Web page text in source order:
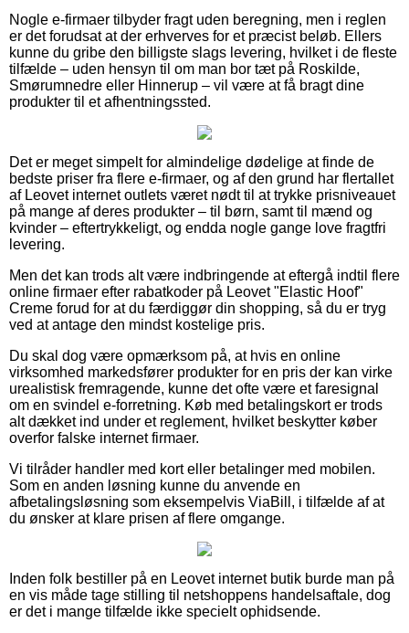
Nogle e-firmaer tilbyder fragt uden beregning, men i reglen
er det forudsat at der erhverves for et præcist beløb. Ellers
kunne du gribe den billigste slags levering, hvilket i de fleste
tilfælde – uden hensyn til om man bor tæt på Roskilde,
Smørumnedre eller Hinnerup – vil være at få bragt dine
produkter til et afhentningssted.
Det er meget simpelt for almindelige dødelige at finde de
bedste priser fra flere e-firmaer, og af den grund har flertallet
af Leovet internet outlets været nødt til at trykke prisniveauet
på mange af deres produkter – til børn, samt til mænd og
kvinder – eftertrykkeligt, og endda nogle gange love fragtfri
levering.
Men det kan trods alt være indbringende at eftergå indtil flere
online firmaer efter rabatkoder på Leovet "Elastic Hoof"
Creme forud for at du færdiggør din shopping, så du er tryg
ved at antage den mindst kostelige pris.
Du skal dog være opmærksom på, at hvis en online
virksomhed markedsfører produkter for en pris der kan virke
urealistisk fremragende, kunne det ofte være et faresignal
om en svindel e-forretning. Køb med betalingskort er trods
alt dækket ind under et reglement, hvilket beskytter køber
overfor falske internet firmaer.
Vi tilråder handler med kort eller betalinger med mobilen.
Som en anden løsning kunne du anvende en
afbetalingsløsning som eksempelvis ViaBill, i tilfælde af at
du ønsker at klare prisen af flere omgange.
Inden folk bestiller på en Leovet internet butik burde man på
en vis måde tage stilling til netshoppens handelsaftale, dog
er det i mange tilfælde ikke specielt ophidsende.